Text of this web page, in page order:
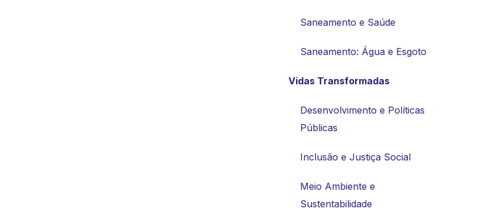
Saneamento e Saúde
Saneamento: Água e Esgoto
Vidas Transformadas
Desenvolvimento e Políticas
Públicas
Inclusão e Justiça Social
Meio Ambiente e
Sustentabilidade